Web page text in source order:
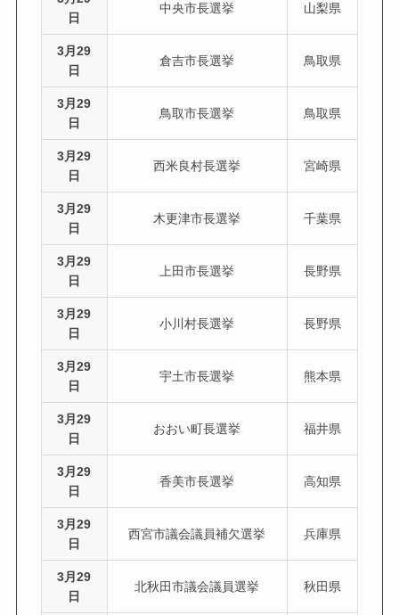
日
中央市長選挙 山梨県
3月29
日
倉吉市長選挙 鳥取県
3月29
日
鳥取市長選挙 鳥取県
3月29
日
西米良村長選挙 宮崎県
3月29
日
木更津市長選挙 千葉県
3月29
日
上田市長選挙 長野県
3月29
日
小川村長選挙 長野県
3月29
日
宇土市長選挙 熊本県
3月29
日
おおい町長選挙 福井県
3月29
日
香美市長選挙 高知県
3月29
日
西宮市議会議員補欠選挙 兵庫県
3月29
日
北秋田市議会議員選挙 秋田県